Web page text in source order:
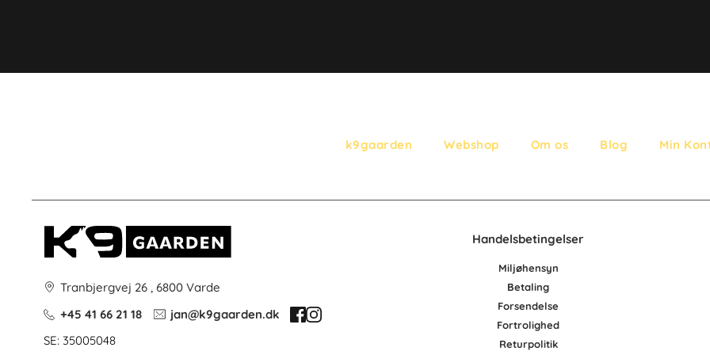
k9gaarden Webshop Om os Blog Min
Tranbjergvej 26 , 6800 Varde
+45 41 66 21 18
jan@k9gaarden.dk
SE: 35005048
Handelsbetingelser
Miljøhensyn
Betaling
Forsendelse
Fortrolighed
Returpolitik